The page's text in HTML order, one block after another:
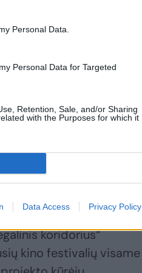
Personal Data.
Personal Data for Targeted
Retention, Sale, and/or Sharing
with the Purposes for which it
Data Access Privacy Policy
puikus įrodymas to,
odą viso pasaulio
filmo
ir kritikų liaupsių
įvyko praėjusią
kino juosta bus
pagrindinis šios
derasi dėl galimybės jį
kino festivalyje glosto
koridorius“
kino festivalių visame